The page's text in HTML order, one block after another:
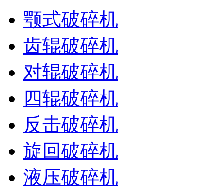
颚式破碎机
齿辊破碎机
对辊破碎机
四辊破碎机
反击破碎机
旋回破碎机
液压破碎机